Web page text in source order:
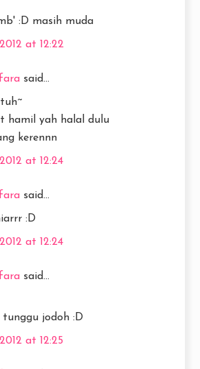
:D masih muda
at 12:22
said...
hamil yah halal dulu
kerennn
at 12:24
said...
:D
at 12:24
said...
jodoh :D
at 12:25